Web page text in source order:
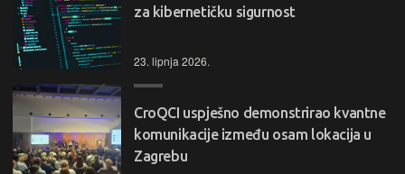
za kibernetičku sigurnost
23. lipnja 2026.
CroQCI uspješno demonstrirao kvantne
komunikacije između osam lokacija u
Zagrebu